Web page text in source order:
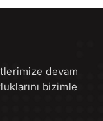
devam
bizimle